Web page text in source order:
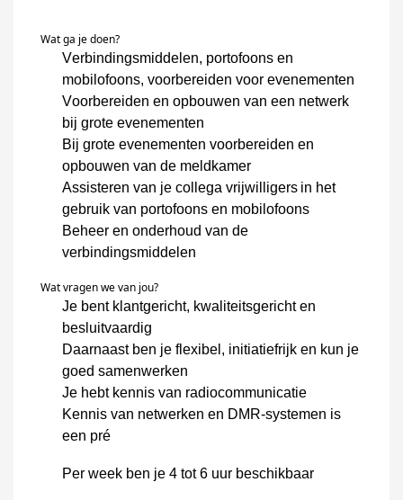
Wat ga je doen?
Verbindingsmiddelen, portofoons en
mobilofoons, voorbereiden voor evenementen
Voorbereiden en opbouwen van een netwerk
bij grote evenementen
Bij grote evenementen voorbereiden en
opbouwen van de meldkamer
Assisteren van je collega vrijwilligers in het
gebruik van portofoons en mobilofoons
Beheer en onderhoud van de
verbindingsmiddelen
Wat vragen we van jou?
Je bent klantgericht, kwaliteitsgericht en
besluitvaardig
Daarnaast ben je flexibel, initiatiefrijk en kun je
goed samenwerken
Je hebt kennis van radiocommunicatie
Kennis van netwerken en DMR-systemen is
een pré
Per week ben je 4 tot 6 uur beschikbaar